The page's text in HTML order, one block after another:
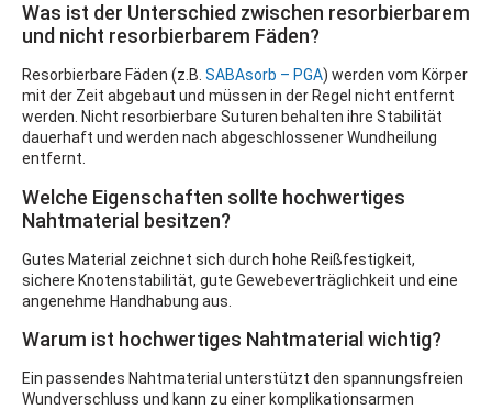
Was ist der Unterschied zwischen resorbierbarem
und nicht resorbierbarem Fäden?
Resorbierbare Fäden (z.B. SABAsorb – PGA) werden vom Körper
mit der Zeit abgebaut und müssen in der Regel nicht entfernt
werden. Nicht resorbierbare Suturen behalten ihre Stabilität
dauerhaft und werden nach abgeschlossener Wundheilung
entfernt.
Welche Eigenschaften sollte hochwertiges
Nahtmaterial besitzen?
Gutes Material zeichnet sich durch hohe Reißfestigkeit,
sichere Knotenstabilität, gute Gewebeverträglichkeit und eine
angenehme Handhabung aus.
Warum ist hochwertiges Nahtmaterial wichtig?
Ein passendes Nahtmaterial unterstützt den spannungsfreien
Wundverschluss und kann zu einer komplikationsarmen